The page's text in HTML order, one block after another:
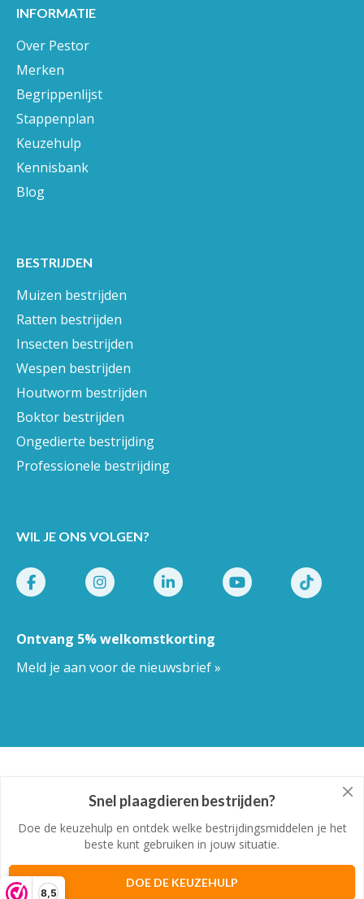
8,5
INFORMATIE
Over Pestor
Merken
Begrippenlijst
Stappenplan
Keuzehulp
Kennisbank
Blog
BESTRIJDEN
Muizen bestrijden
Ratten bestrijden
Insecten bestrijden
Wespen bestrijden
Houtworm bestrijden
Boktor bestrijden
Ongedierte bestrijding
Professionele bestrijding
WIL JE ONS VOLGEN?
Ontvang 5% welkomstkorting
Meld je aan voor de nieuwsbrief »
Algemene voorwaarden-Privacy-Cookies
Snel plaagdieren bestrijden?
Doe de keuzehulp en ontdek welke bestrijdingsmiddelen je het
beste kunt gebruiken in jouw situatie.
DOE DE KEUZEHULP